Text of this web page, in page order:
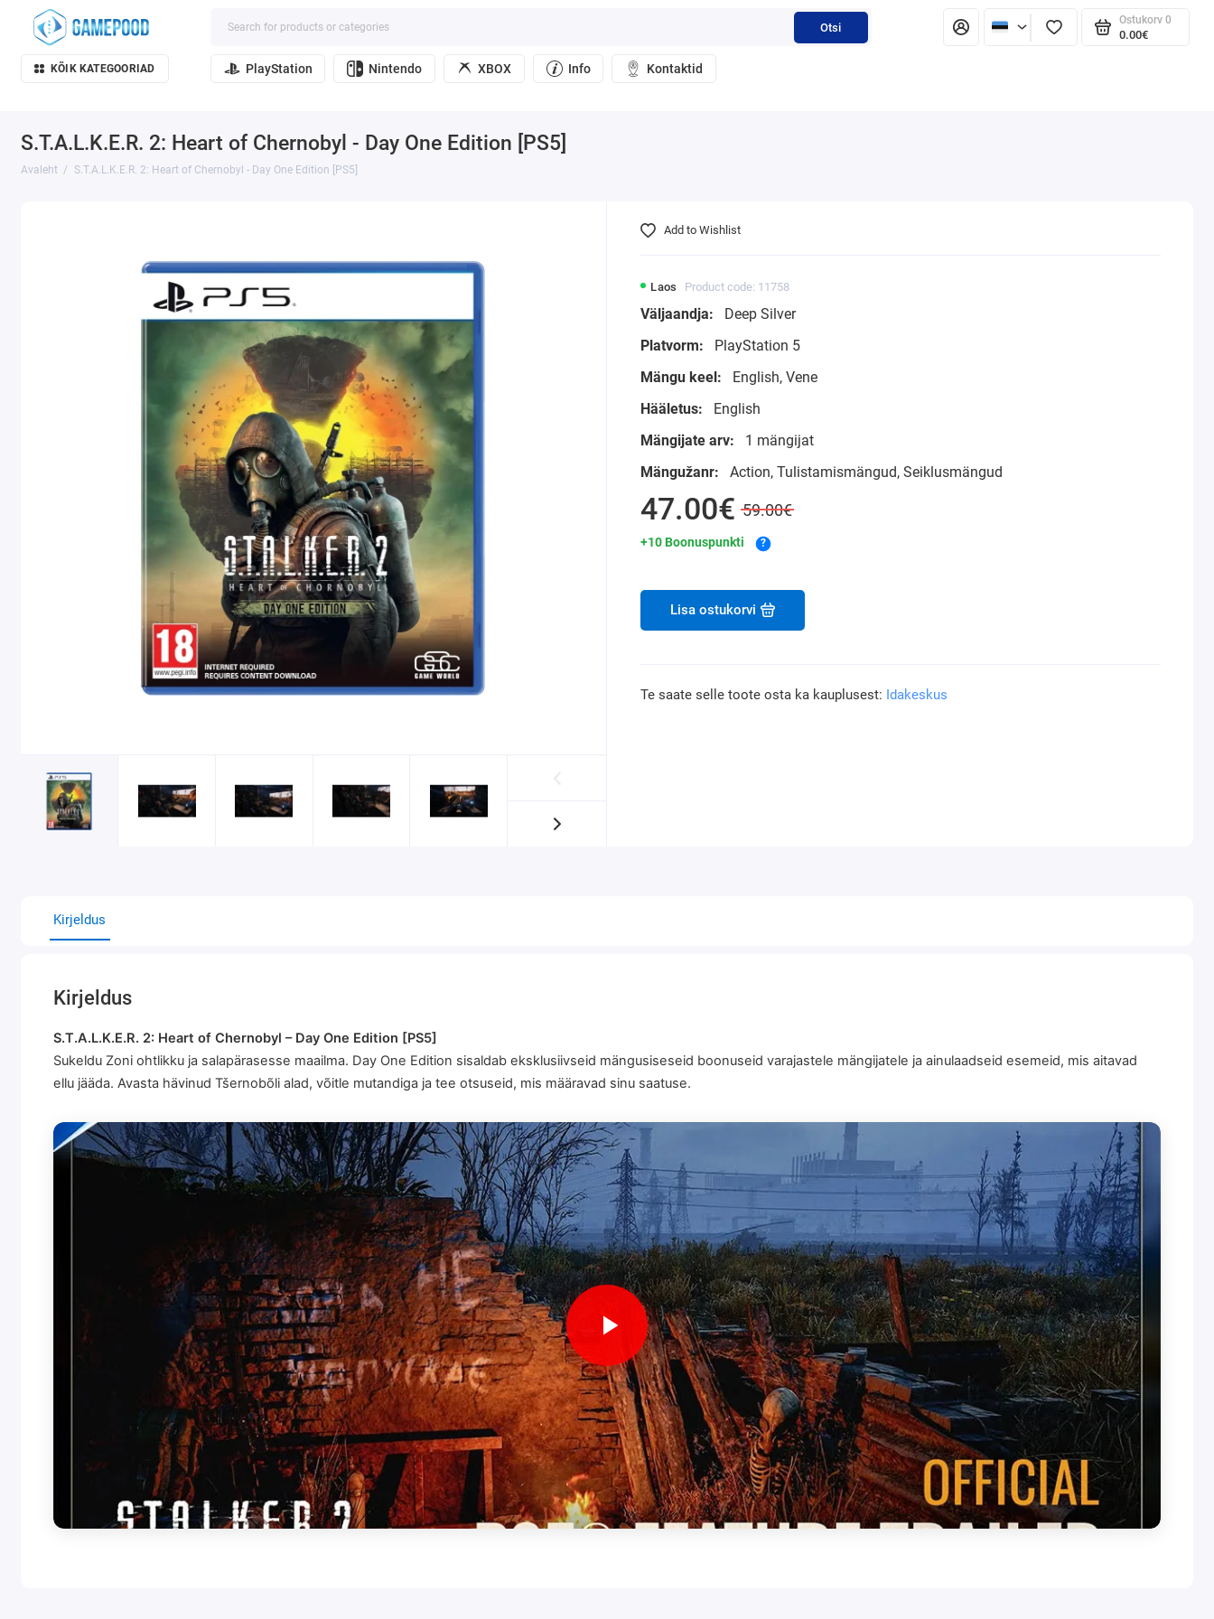
Otsi
Ostukorv 0
0.00€
KÕIK KATEGOORIAD PlayStation Nintendo XBOX Info Kontaktid
S.T.A.L.K.E.R. 2: Heart of Chernobyl - Day One Edition [PS5]
Avaleht S.T.A.L.K.E.R. 2: Heart of Chernobyl - Day One Edition [PS5]
Laos Product code: 11758
Väljaandja:
Deep Silver
Platvorm:
PlayStation 5
Mängu keel:
English, Vene
Hääletus:
English
Mängijate arv:
1 mängijat
Mängužanr:
Action, Tulistamismängud, Seiklusmängud
47.00€ 59.00€
+10 Boonuspunkti ?
Lisa ostukorvi
Add to Wishlist
Te saate selle toote osta ka kauplusest: Idakeskus
Kirjeldus
Kirjeldus
S.T.A.L.K.E.R. 2: Heart of Chernobyl – Day One Edition [PS5]
Sukeldu Zoni ohtlikku ja salapärasesse maailma. Day One Edition sisaldab eksklusiivseid mängusiseseid boonuseid varajastele mängijatele ja ainulaadseid esemeid, mis aitavad
ellu jääda. Avasta hävinud Tšernobõli alad, võitle mutandiga ja tee otsuseid, mis määravad sinu saatuse.